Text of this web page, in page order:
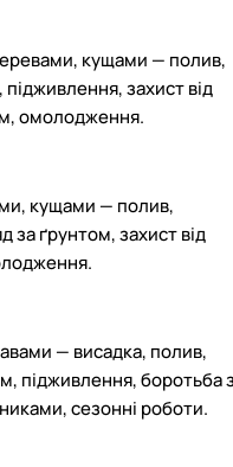
кущами — полив,
захист від
омолодження.
кущами — полив,
за ґрунтом, захист від
— висадка, полив,
підживлення, боротьба
сезонні роботи.